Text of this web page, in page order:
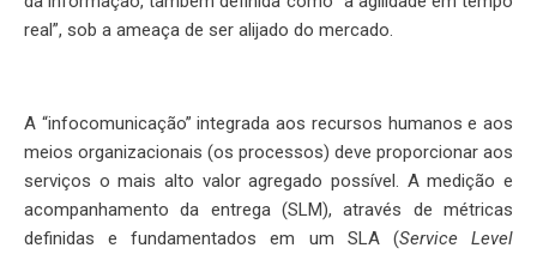
real”, sob a ameaça de ser alijado do mercado.
A “infocomunicação” integrada aos recursos humanos e aos
meios organizacionais (os processos) deve proporcionar aos
serviços o mais alto valor agregado possível. A medição e
acompanhamento da entrega (SLM), através de métricas
definidas e fundamentados em um SLA (Service Level